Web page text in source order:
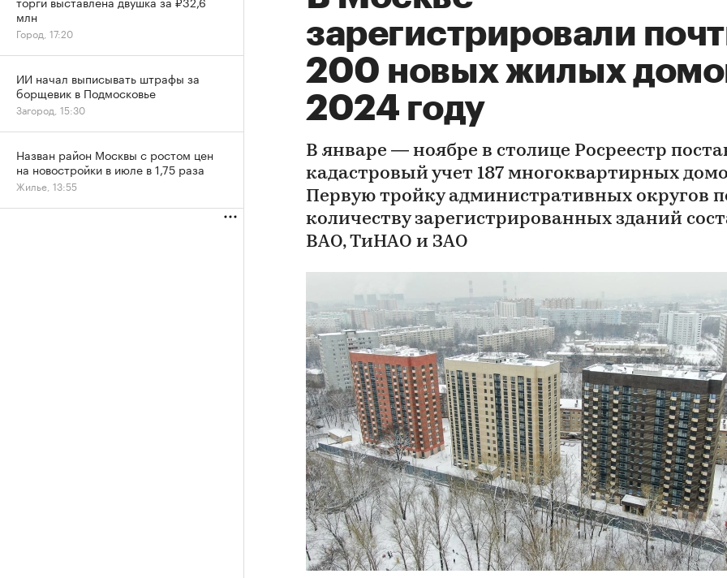
зарегистрировали
200 новых жилых
2024 году
В январе — ноябре в столице Росреестр
кадастровый учет 187 многоквартирных
Первую тройку административных округов
количеству зарегистрированных зданий
ВАО, ТиНАО и ЗАО
млн
Город, 17:20
ИИ начал выписывать штрафы за
борщевик в Подмосковье
Загород, 15:30
Назван район Москвы с ростом цен
на новостройки в июле в 1,75 раза
Жилье, 13:55